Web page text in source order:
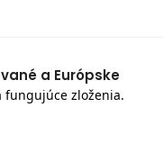
a Európske
fungujúce zloženia.